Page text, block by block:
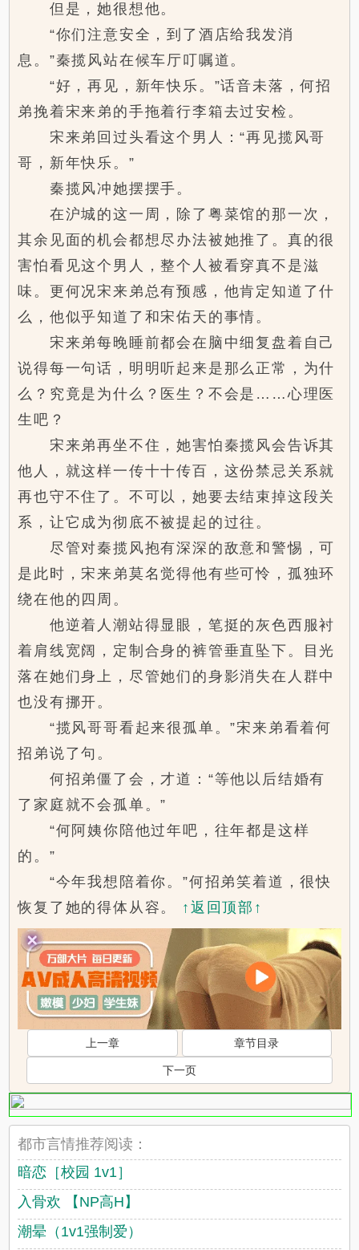
但是，她很想他。
“你们注意安全，到了酒店给我发消
息。”秦揽风站在候车厅叮嘱道。
“好，再见，新年快乐。”话音未落，何招
弟挽着宋来弟的手拖着行李箱去过安检。
宋来弟回过头看这个男人：“再见揽风哥
哥，新年快乐。”
秦揽风冲她摆摆手。
在沪城的这一周，除了粤菜馆的那一次，
其余见面的机会都想尽办法被她推了。真的很
害怕看见这个男人，整个人被看穿真不是滋
味。更何况宋来弟总有预感，他肯定知道了什
么，他似乎知道了和宋佑天的事情。
宋来弟每晚睡前都会在脑中细复盘着自己
说得每一句话，明明听起来是那么正常，为什
么？究竟是为什么？医生？不会是……心理医
生吧？
宋来弟再坐不住，她害怕秦揽风会告诉其
他人，就这样一传十十传百，这份禁忌关系就
再也守不住了。不可以，她要去结束掉这段关
系，让它成为彻底不被提起的过往。
尽管对秦揽风抱有深深的敌意和警惕，可
是此时，宋来弟莫名觉得他有些可怜，孤独环
绕在他的四周。
他逆着人潮站得显眼，笔挺的灰色西服衬
着肩线宽阔，定制合身的裤管垂直坠下。目光
落在她们身上，尽管她们的身影消失在人群中
也没有挪开。
“揽风哥哥看起来很孤单。”宋来弟看着何
招弟说了句。
何招弟僵了会，才道：“等他以后结婚有
了家庭就不会孤单。”
“何阿姨你陪他过年吧，往年都是这样
的。”
“今年我想陪着你。”何招弟笑着道，很快
恢复了她的得体从容。 ↑返回顶部↑
上一章 章节目录
下一页
都市言情推荐阅读：
暗恋［校园 1v1］
入骨欢 【NP高H】
潮晕（1v1强制爱）